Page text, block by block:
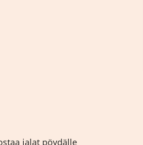
jalat pöydälle